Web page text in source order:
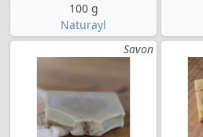
100 g
Naturayl
Savon